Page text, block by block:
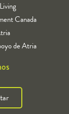
Canada
de Atria